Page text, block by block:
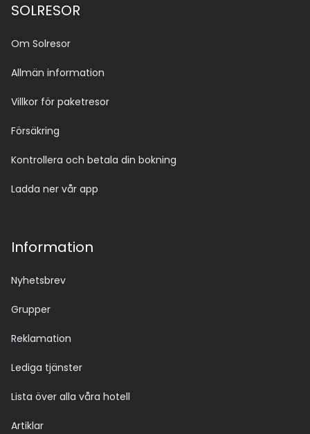
SOLRESOR
Om Solresor
Allmän information
Villkor för paketresor
Försäkring
Kontrollera och betala din bokning
Ladda ner vår app
Information
Nyhetsbrev
Grupper
Reklamation
Lediga tjänster
Lista över alla våra hotell
Artiklar